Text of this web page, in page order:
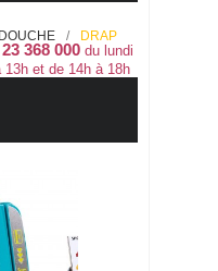
368 000du lundi
et de 14h à 18h
/
DRAP